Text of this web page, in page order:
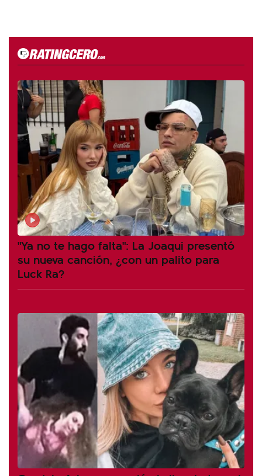
"Ya no te hago falta": La Joaqui presentó
su nueva canción, ¿con un palito para
Luck Ra?